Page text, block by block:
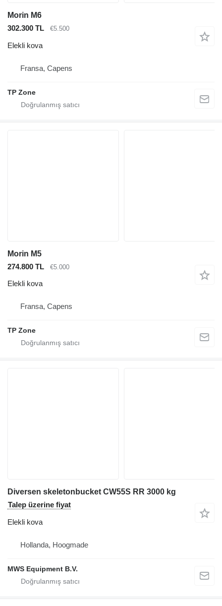
Morin M6
302.300 TL
€5.500
Elekli kova
Fransa, Capens
TP Zone
Morin M5
274.800 TL
€5.000
Elekli kova
Fransa, Capens
TP Zone
Diversen skeletonbucket CW55S RR 3000 kg
Talep üzerine fiyat
Elekli kova
Hollanda, Hoogmade
MWS Equipment B.V.